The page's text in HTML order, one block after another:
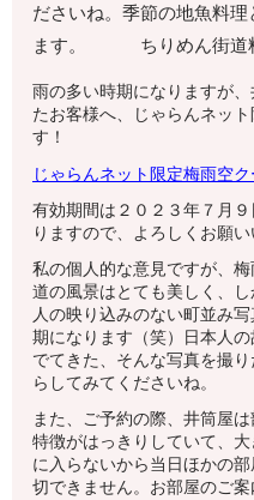
ださいね。季節の地魚料
ます。 ちりめん街道料
雨の多い時期になりますが
たお客様へ、じゃらんネッ
す！
じゃらんネット限定梅雨空ク
有効期間は２０２３年７月
りますので、よろしくお願い
私の個人的な意見ですが、
道の風景はとても美しく、
人の映り込みのない町並み
期になります（笑）日本人
でてきた、そんな写真を撮
らしてみてくださいね。
また、ご予約の際、井筒屋
特徴がはっきりしていて、
に入らないから当日ほかの
切できません。お部屋のご